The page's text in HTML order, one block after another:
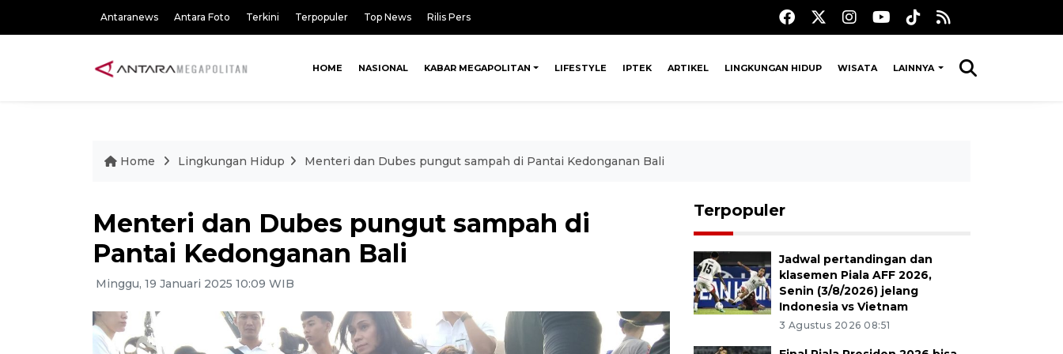
Antaranews Antara Foto Terkini Terpopuler Top News Rilis Pers
HOME NASIONAL KABAR MEGAPOLITAN LIFESTYLE IPTEK ARTIKEL LINGKUNGAN HIDUP WISATA LAINNYA
Home Lingkungan Hidup Menteri dan Dubes pungut sampah di Pantai Kedonganan Bali
Menteri dan Dubes pungut sampah di
Pantai Kedonganan Bali
Minggu, 19 Januari 2025 10:09 WIB
Terpopuler
Jadwal pertandingan dan
klasemen Piala AFF 2026,
Senin (3/8/2026) jelang
Indonesia vs Vietnam
3 Agustus 2026 08:51